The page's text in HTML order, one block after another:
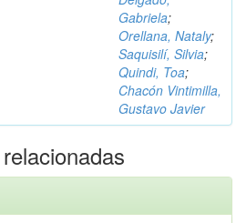
Gabriela;
Orellana, Nataly;
Saquisilí, Silvia;
Quindi, Toa;
Chacón Vintimilla,
Gustavo Javier